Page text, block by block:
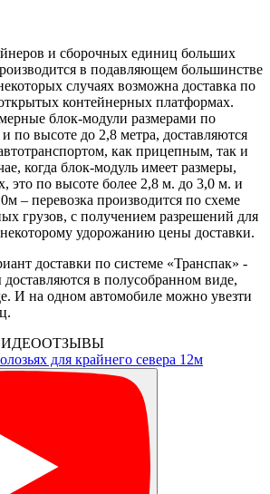
и сборочных единиц больших
в подавляющем большинстве
случаях возможна доставка по
контейнерных платформах.
блок-модули размерами по
по высоте до 2,8 метра, доставляются
как прицепным, так и
когда блок-модуль имеет размеры,
это по высоте более 2,8 м. до 3,0 м. и
– перевозка производится по схеме
грузов, с получением разрешений для
некоторому удорожанию цены доставки.
доставки по системе «Транспак» -
доставляются в полусобранном виде,
И на одном автомобиле можно увезти
для крайнего севера 12м